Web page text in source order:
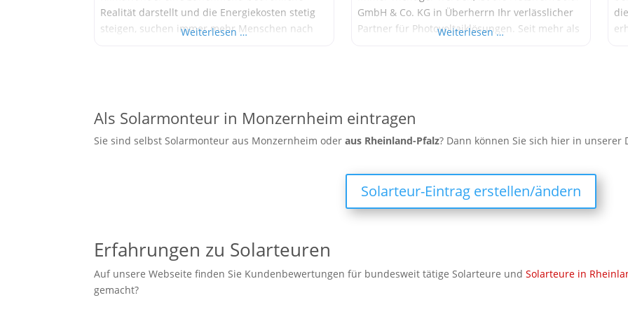
Realität darstellt und die Energiekosten stetig
steigen, suchen immer mehr Menschen nach
Elektrizität umzuwandeln. Hier sind drei
wichtige Vorteile, die der Einsatz von
Photovoltaikanlagen
Weiterlesen …
GmbH & Co. KG in Überherrn Ihr verlässlicher
Partner für Photovoltaiklösungen. Seit mehr als
Photovoltaik ist eine der
Weiterlesen …
Als Solarmonteur in Monzernheim eintragen
Sie sind selbst Solarmonteur aus Monzernheim oderaus Rheinland-Pfalz? Dann können Sie sich hier in unserer
Solarteur-Eintrag erstellen/ändern
Erfahrungen zu Solarteuren
Auf unsere Webseite finden Sie Kundenbewertungen für bundesweit tätige Solarteure undSolarteure in
gemacht?